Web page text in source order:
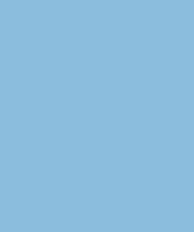
- à
-
-
-
-
-
-
- 1 litre